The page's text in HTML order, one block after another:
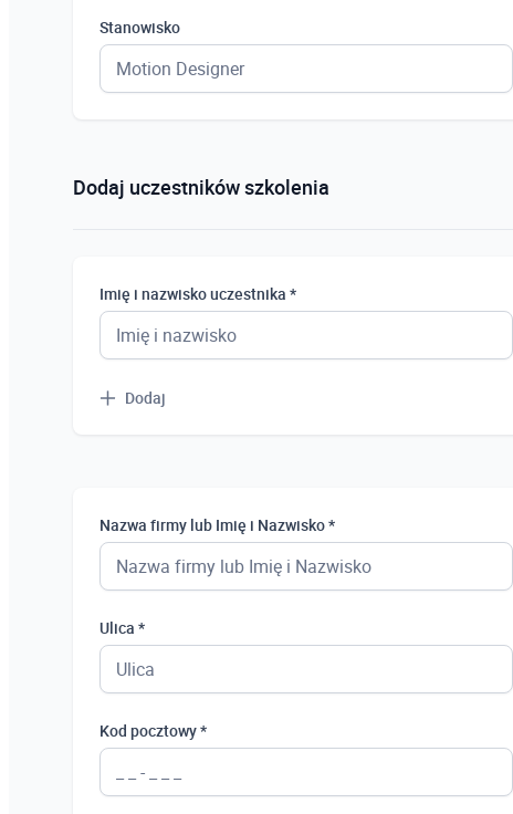
Stanowisko
Dodaj uczestników szkolenia
Imię i nazwisko uczestnika *
Dodaj
Nazwa firmy lub Imię i Nazwisko *
Ulica *
Kod pocztowy *